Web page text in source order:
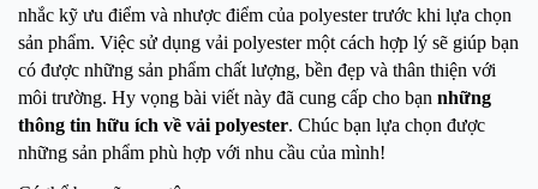
nhắc kỹ ưu điểm và nhược điểm của polyester trước khi lựa chọn
sản phẩm. Việc sử dụng vải polyester một cách hợp lý sẽ giúp bạn
có được những sản phẩm chất lượng, bền đẹp và thân thiện với
môi trường. Hy vọng bài viết này đã cung cấp cho bạn những
thông tin hữu ích về vải polyester. Chúc bạn lựa chọn được
những sản phẩm phù hợp với nhu cầu của mình!